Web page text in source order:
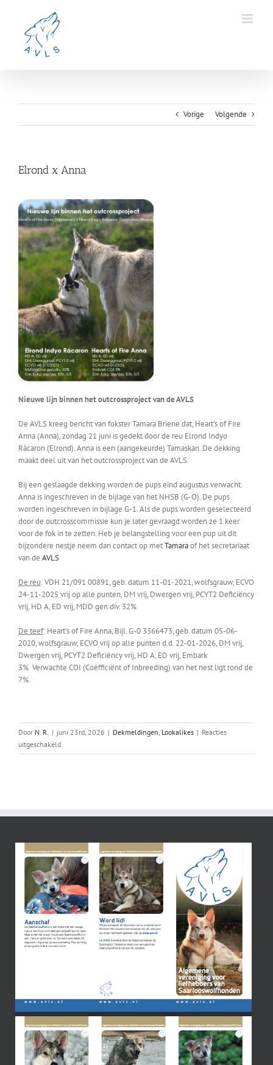
Vorige Volgende
Elrond x Anna
Nieuwe lijn binnen het outcrossproject van de AVLS
De AVLS kreeg bericht van fokster Tamara Briene dat, Heart’s of Fire
Anna (Anna), zondag 21 juni is gedekt door de reu Elrond Indyo
Rácaron (Elrond). Anna is een (aangekeurde) Tamaskan. De dekking
maakt deel uit van het outcrossproject van de AVLS.
Bij een geslaagde dekking worden de pups eind augustus verwacht.
Anna is ingeschreven in de bijlage van het NHSB (G-O). De pups
worden ingeschreven in bijlage G-1. Als de pups worden geselecteerd
door de outcrosscommissie kun je later gevraagd worden ze 1 keer
voor de fok in te zetten. Heb je belangstelling voor een pup uit dit
bijzondere nestje neem dan contact op metTamaraof het secretariaat
van de AVLS
De reu: VDH 21/091 00891, geb. datum 11-01-2021, wolfsgrauw, ECVO
24-11-2025 vrij op alle punten, DM vrij, Dwergen vrij, PCYT2 Deficiëncy
vrij, HD A, ED vrij, MDD gen.div. 32%
De teef: Heart’s of Fire Anna, Bijl. G-0 3366473, geb. datum 05-06-
2020, wolfsgrauw, ECVO vrij op alle punten d.d. 22-01-2026, DM vrij,
Dwergen vrij, PCYT2 Deficiëncy vrij, HD A, ED vrij, Embark
3% Verwachte COI (Coëfficiënt of Inbreeding) van het nest ligt rond de
7%.
Door N. R. | juni 23rd, 2026 | Dekmeldingen, Lookalikes | Reacties
uitgeschakeldvoor
Elrond